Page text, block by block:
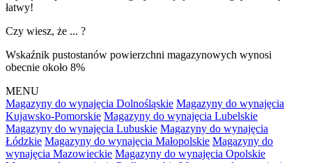
łatwy!
Czy wiesz, że ... ?
Wskaźnik pustostanów powierzchni magazynowych wynosi
obecnie około 8%
MENU
Magazyny do wynajęcia Dolnośląskie Magazyny do wynajęcia
Kujawsko-Pomorskie Magazyny do wynajęcia Lubelskie
Magazyny do wynajęcia Lubuskie Magazyny do wynajęcia
Łódzkie Magazyny do wynajęcia Małopolskie Magazyny do
wynajęcia Mazowieckie Magazyny do wynajęcia Opolskie